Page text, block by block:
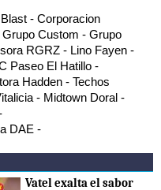
Blast
Corporacion
Grupo Custom
Grupo
RGRZ
Lino Fayen
Paseo El Hatillo
Hadden
Techos
Midtown Doral
DAE
Vatel exalta el sabor